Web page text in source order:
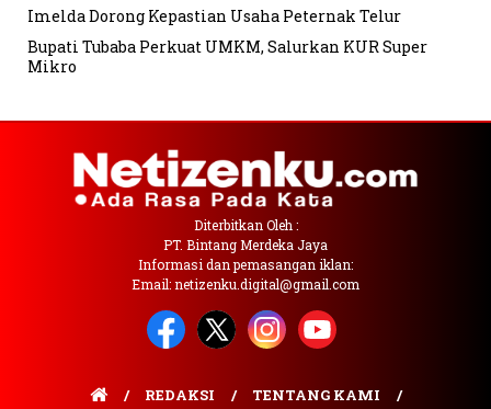
Imelda Dorong Kepastian Usaha Peternak Telur
Bupati Tubaba Perkuat UMKM, Salurkan KUR Super
Mikro
Diterbitkan Oleh :
PT. Bintang Merdeka Jaya
Informasi dan pemasangan iklan:
Email: netizenku.digital@gmail.com
REDAKSI TENTANG KAMI